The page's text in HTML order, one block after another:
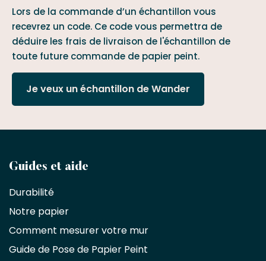
Lors de la commande d’un échantillon vous
recevrez un code. Ce code vous permettra de
déduire les frais de livraison de l'échantillon de
toute future commande de papier peint.
Je veux un échantillon de Wander
Devenez
partenaire
commercial
Décorateurs
d'intérieur,
Guides et aide
Durabilité
Notre papier
Comment mesurer votre mur
Guide de Pose de Papier Peint